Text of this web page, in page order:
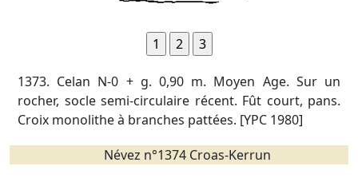
1373. Celan N-0 + g. 0,90 m. Moyen Age. Sur un
rocher, socle semi-circulaire récent. Fût court, pans.
Croix monolithe à branches pattées. [YPC 1980]
Névez n°1374 Croas-Kerrun